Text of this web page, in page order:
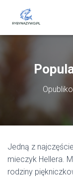
Jedną z
mieczyk Hellera.
rodziny